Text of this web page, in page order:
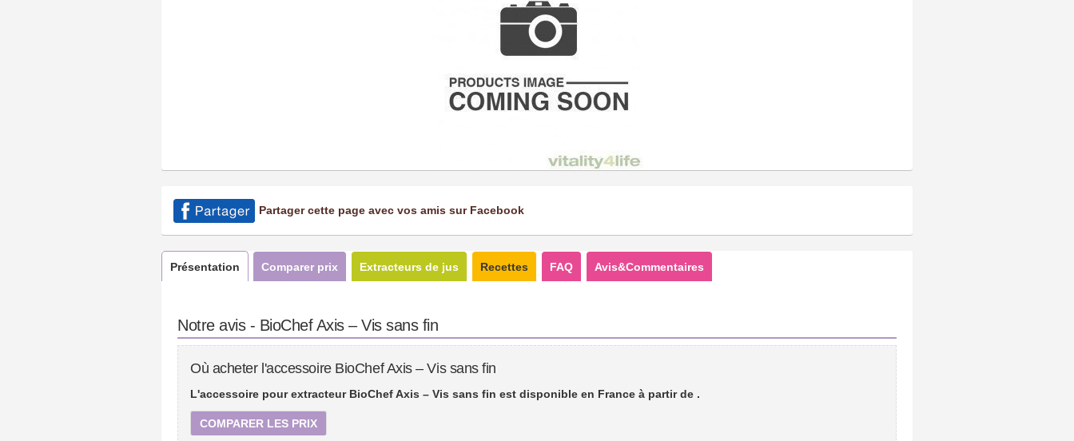
Partager cette page avec vos amis sur Facebook
Présentation Comparer prix Extracteurs de jus Recettes FAQ Avis&Commentaires
Notre avis - BioChef Axis – Vis sans fin
Où acheter l'accessoire BioChef Axis – Vis sans fin
L'accessoire pour extracteur BioChef Axis – Vis sans fin est disponible en France à partir de .
COMPARER LES PRIX